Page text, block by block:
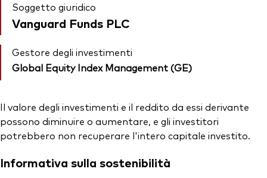
Soggetto giuridico
Vanguard Funds PLC
Gestore degli investimenti
Global Equity Index Management (GE)
Il valore degli investimenti e il reddito da essi derivante
possono diminuire o aumentare, e gli investitori
potrebbero non recuperare l'intero capitale investito.
Informativa sulla sostenibilità